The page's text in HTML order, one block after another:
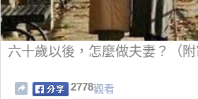
六十歲以後，怎麼做夫妻？（附
2778觀看